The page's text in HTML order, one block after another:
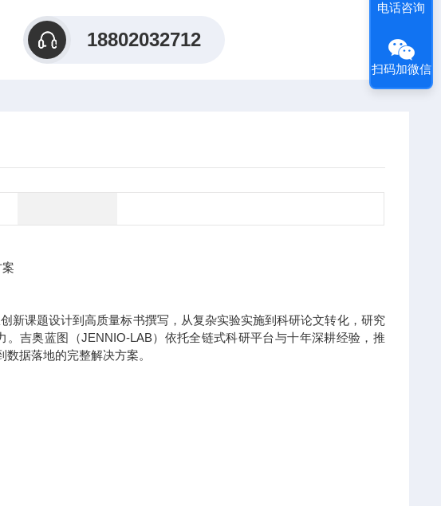
18802032712
新课题设计到高质量标书撰写，从复杂实验实施到科研论文转化，研究
吉奥蓝图（JENNIO-LAB）依托全链式科研平台与十年深耕经验，推
据落地的完整解决方案。
电话咨询
扫码加微信